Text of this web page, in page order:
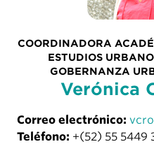
COORDINADORA
ESTUDIOS
GOBERNANZA
Verónica
Correo electrónico:
Teléfono: +(52) 55 5449